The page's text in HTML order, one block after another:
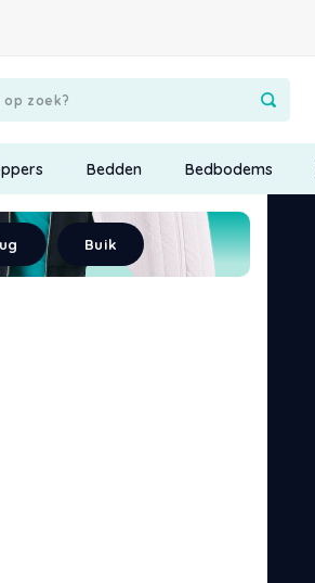
Bedden Bedbodems
Buik